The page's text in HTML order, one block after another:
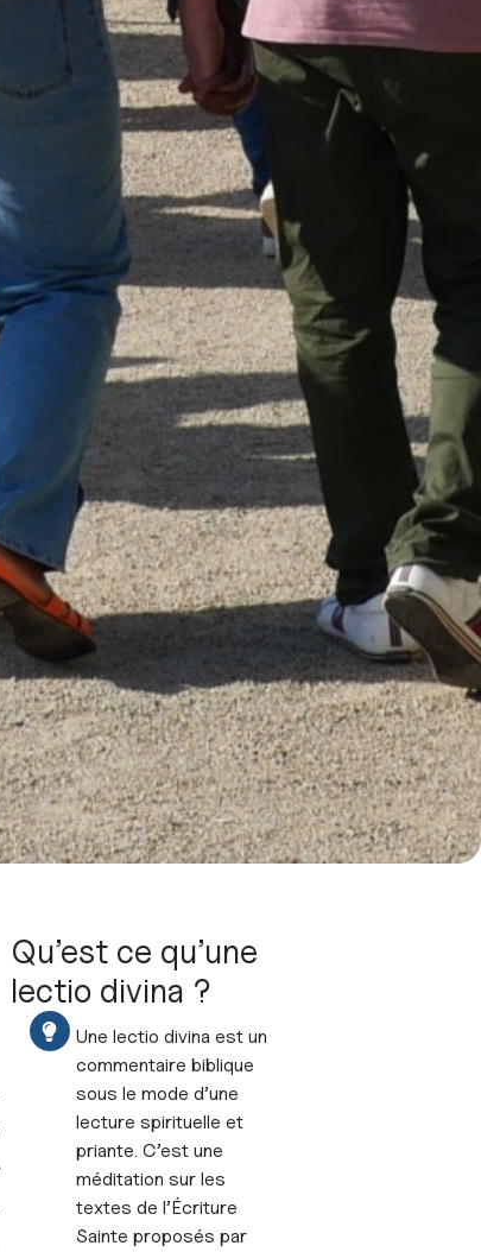
Qu’est ce qu’une
lectio divina ?
Une lectio divina est un
commentaire biblique
sous le mode d’une
lecture spirituelle et
priante. C’est une
méditation sur les
textes de l’Écriture
Sainte proposés par